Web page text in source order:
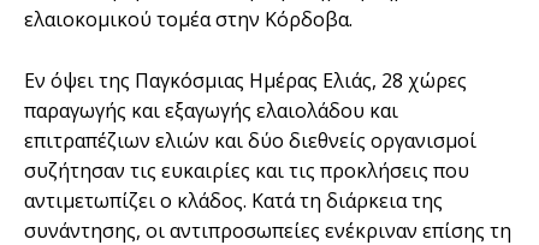
ελαιοκομικού τομέα στην Κόρδοβα.
Εν όψει της Παγκόσμιας Ημέρας Ελιάς, 28 χώρες
παραγωγής και εξαγωγής ελαιολάδου και
επιτραπέζιων ελιών και δύο διεθνείς οργανισμοί
συζήτησαν τις ευκαιρίες και τις προκλήσεις που
αντιμετωπίζει ο κλάδος. Κατά τη διάρκεια της
συνάντησης, οι αντιπροσωπείες ενέκριναν επίσης τη